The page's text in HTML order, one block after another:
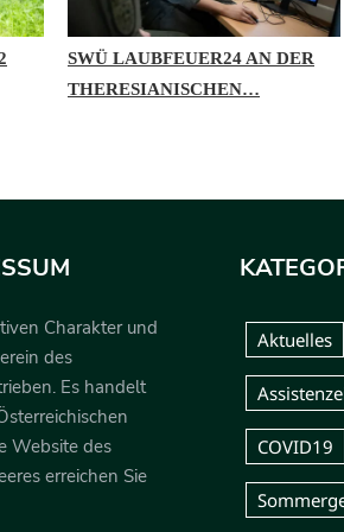
SWÜ LAUBFEUER24 AN DER
THERESIANISCHEN…
Charakter und
des
Es handelt
Website des
erreichen Sie
Aktuelles
COVID19